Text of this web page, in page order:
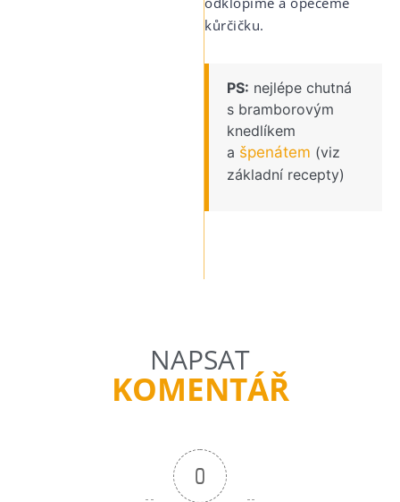
kůrčičku.
PS: nejlépe chutná
s bramborovým
knedlíkem
a špenátem (viz
základní recepty)
NAPSAT
KOMENTÁŘ
0